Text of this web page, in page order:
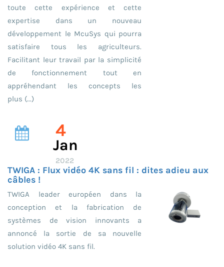
toute cette expérience et cette
expertise dans un nouveau
développement le McuSys qui pourra
satisfaire tous les agriculteurs.
Facilitant leur travail par la simplicité
de fonctionnement tout en
appréhendant les concepts les
plus (...)
4
Jan
2022
TWIGA : Flux vidéo 4K sans fil : dites adieu aux
câbles !
TWIGA leader européen dans la
conception et la fabrication de
systèmes de vision innovants a
annoncé la sortie de sa nouvelle
solution vidéo 4K sans fil.